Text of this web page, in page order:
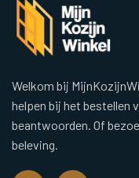
Welkom bij
helpen bij het bestellen
beantwoorden. Of
beleving.